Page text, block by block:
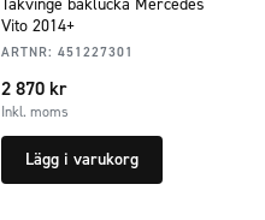
Vito 2014+
ARTNR: 451227301
2 870 kr
Inkl. moms
Lägg i varukorg